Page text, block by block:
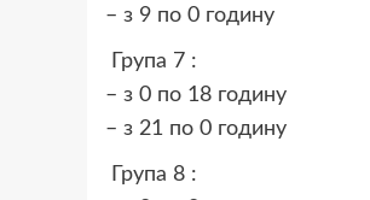
– з 9 по 0 годину
Група 7 :
– з 0 по 18 годину
– з 21 по 0 годину
Група 8 :